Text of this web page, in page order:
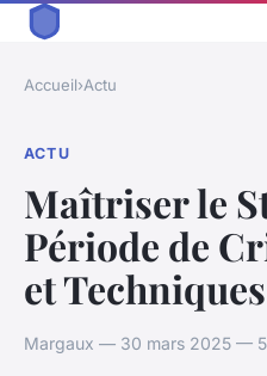
Accueil›Actu
ACTU
Maîtriser le
Période de
et
Margaux — 30 mars 2025 —